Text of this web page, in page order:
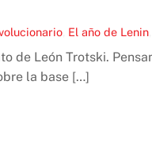
El año de Lenin
de León Trotski.
la base […]